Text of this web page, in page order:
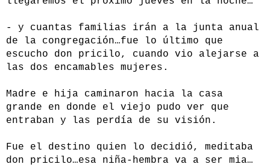
- y cuantas familias irán a la junta anual
de la congregación…fue lo último que
escucho don pricilo, cuando vio alejarse a
las dos encamables mujeres.
Madre e hija caminaron hacia la casa
grande en donde el viejo pudo ver que
entraban y las perdía de su visión.
Fue el destino quien lo decidió, meditaba
don pricilo…esa niña-hembra va a ser mia…